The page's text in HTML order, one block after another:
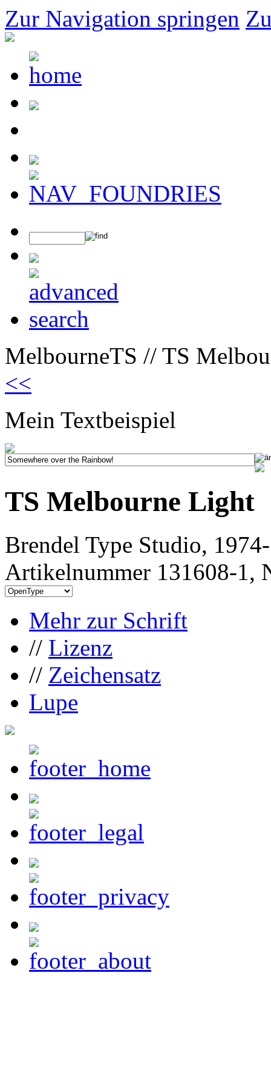
Zur Navigation springen
MelbourneTS // TS
<<
Mein Textbeispiel
TS Melbourne Light
Brendel Type Studio,
Artikelnummer 131608-1,
Mehr zur Schrift
// Lizenz
// Zeichensatz
Lupe